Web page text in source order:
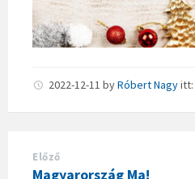
2022-12-11 byRóbert Nagyitt:
Előző
Magyarország Ma!